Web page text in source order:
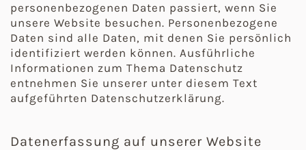
personenbezogenen Daten passiert, wenn Sie
unsere Website besuchen. Personenbezogene
Daten sind alle Daten, mit denen Sie persönlich
identifiziert werden können. Ausführliche
Informationen zum Thema Datenschutz
entnehmen Sie unserer unter diesem Text
aufgeführten Datenschutzerklärung.
Datenerfassung auf unserer Website